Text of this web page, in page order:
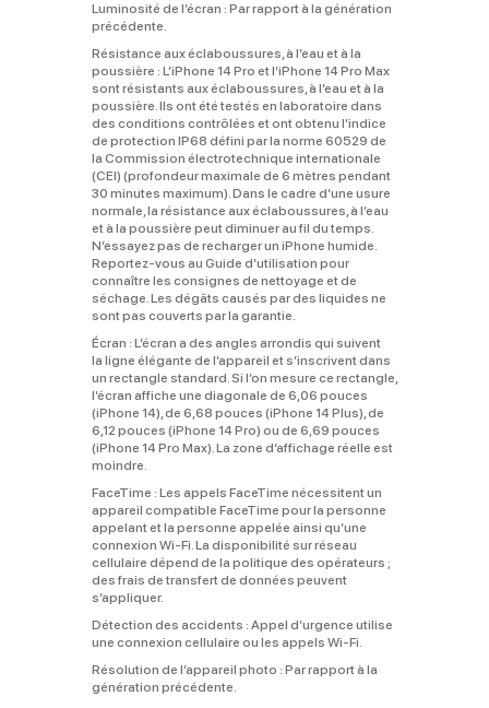
Luminosité de l’écran : Par rapport à la génération
précédente.
Résistance aux éclaboussures, à l’eau et à la
poussière : L’iPhone 14 Pro et l’iPhone 14 Pro Max
sont résistants aux éclaboussures, à l’eau et à la
poussière. Ils ont été testés en laboratoire dans
des conditions contrôlées et ont obtenu l’indice
de protection IP68 défini par la norme 60529 de
la Commission électrotechnique internationale
(CEI) (profondeur maximale de 6 mètres pendant
30 minutes maximum). Dans le cadre d’une usure
normale, la résistance aux éclaboussures, à l’eau
et à la poussière peut diminuer au fil du temps.
N’essayez pas de recharger un iPhone humide.
Reportez‑vous au Guide d’utilisation pour
connaître les consignes de nettoyage et de
séchage. Les dégâts causés par des liquides ne
sont pas couverts par la garantie.
Écran : L’écran a des angles arrondis qui suivent
la ligne élégante de l’appareil et s’inscrivent dans
un rectangle standard. Si l’on mesure ce rectangle,
l’écran affiche une diagonale de 6,06 pouces
(iPhone 14), de 6,68 pouces (iPhone 14 Plus), de
6,12 pouces (iPhone 14 Pro) ou de 6,69 pouces
(iPhone 14 Pro Max). La zone d’affichage réelle est
moindre.
FaceTime : Les appels FaceTime nécessitent un
appareil compatible FaceTime pour la personne
appelant et la personne appelée ainsi qu’une
connexion Wi‑Fi. La disponibilité sur réseau
cellulaire dépend de la politique des opérateurs ;
des frais de transfert de données peuvent
s’appliquer.
Détection des accidents : Appel d’urgence utilise
une connexion cellulaire ou les appels Wi‑Fi.
Résolution de l’appareil photo : Par rapport à la
génération précédente.